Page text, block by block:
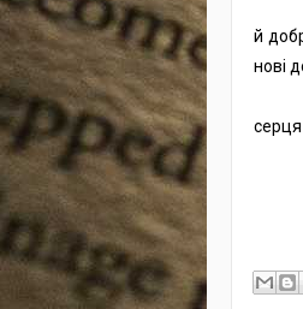
й
нові